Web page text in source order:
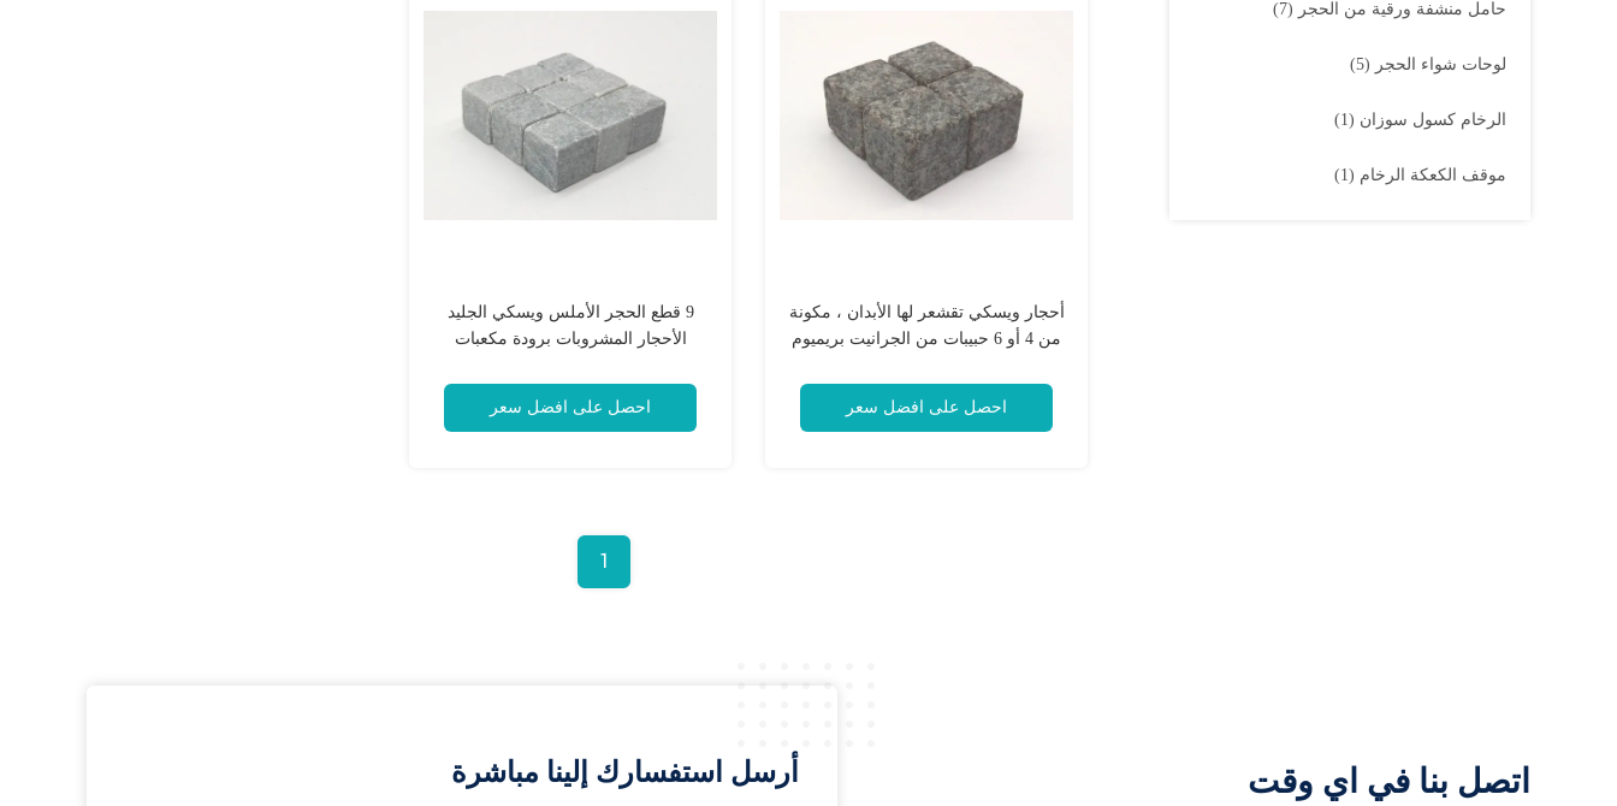
حامل منشفة ورقية من الحجر (7)
لوحات شواء الحجر (5)
الرخام كسول سوزان (1)
موقف الكعكة الرخام (1)
أحجار ويسكي تقشعر لها الأبدان ، مكونة
من 4 أو 6 حبيبات من الجرانيت بريميوم
احصل على افضل سعر
9 قطع الحجر الأملس ويسكي الجليد
الأحجار المشروبات برودة مكعبات
احصل على افضل سعر
1
اتصل بنا في اي وقت أرسل استفسارك إلينا مباشرة